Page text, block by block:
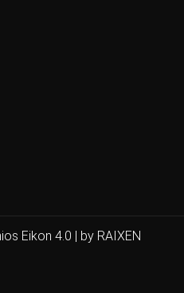
Eikon 4.0 | by RAIXEN